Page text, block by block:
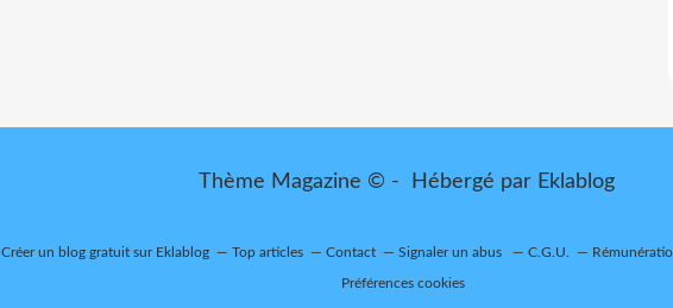
Thème Magazine © - Hébergé par Eklablog
Créer un blog gratuit sur Eklablog Top articles Contact Signaler un abus C.G.U.
Préférences cookies